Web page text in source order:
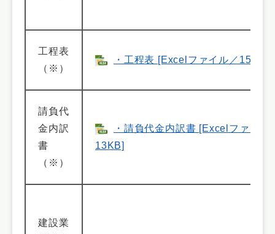
工程表
（※）
・工程表 [Excelファイル／15KB]
請負代
金内訳
書
（※）
・請負代金内訳書 [Excelファイル
13KB]
建設業